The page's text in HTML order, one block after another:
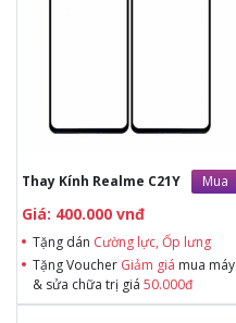
Thay Kính Realme C21Y Mua
Giá: 400.000 vnđ
Tặng dán Cường lực, Ốp lưng
Tặng Voucher Giảm giá mua máy
& sửa chữa trị giá 50.000đ